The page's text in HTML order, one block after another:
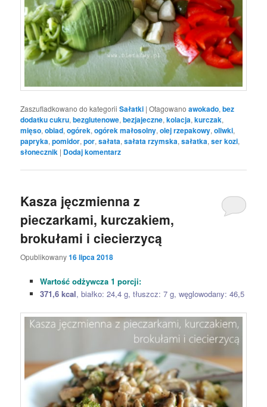
Zaszufladkowano do kategorii Sałatki |Otagowano awokado,bez
dodatku cukru,bezglutenowe,bezjajeczne,kolacja,kurczak,
mięso,obiad,ogórek,ogórek małosolny,olej rzepakowy,oliwki,
papryka,pomidor,por,sałata,sałata rzymska,sałatka,ser kozi,
słonecznik | Dodaj komentarz
Kasza jęczmienna z
pieczarkami, kurczakiem,
brokułami i ciecierzycą
Opublikowany16 lipca 2018
Wartość odżywcza 1 porcji:
371,6 kcal, białko: 24,4 g, tłuszcz: 7 g, węglowodany: 46,5